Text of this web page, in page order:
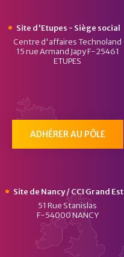
Site d'Etupes - Siège social
Centre d'affaires Technoland
15 rue Armand Japy F-25461
ETUPES
ADHÉRER AU PÔLE
Site de Nancy / CCI Grand Est
51 Rue Stanislas
F-54000 NANCY